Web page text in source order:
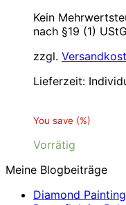
Kein
nach §19 (1)
zzgl.
Lieferzeit:
You save (%)
Vorrätig
Meine Blogbeiträge
Diamond